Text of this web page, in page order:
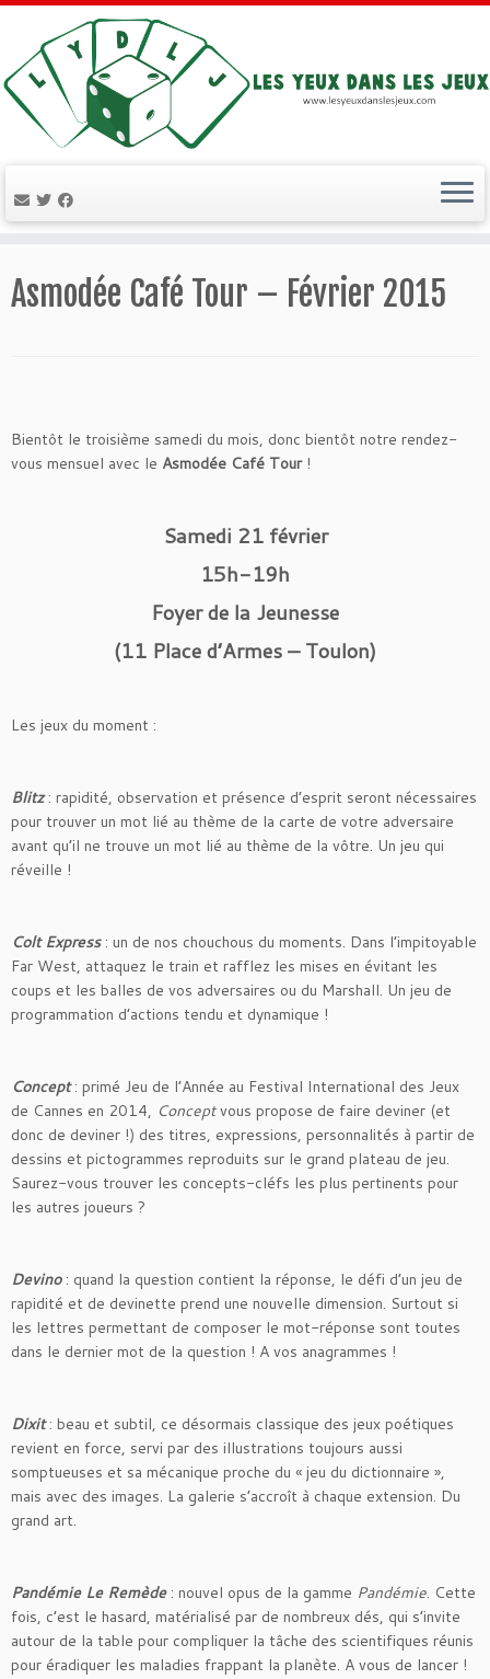
contenu
Asmodée Café Tour – Février 2015
Bientôt le troisième samedi du mois, donc bientôt notre rendez-
vous mensuel avec le Asmodée Café Tour!
Samedi 21 février
15h-19h
Foyer de la Jeunesse
(11 Place d’Armes – Toulon)
Les jeux du moment :
Blitz: rapidité, observation et présence d’esprit seront nécessaires
pour trouver un mot lié au thème de la carte de votre adversaire
avant qu’il ne trouve un mot lié au thème de la vôtre. Un jeu qui
réveille !
Colt Express: un de nos chouchous du moments. Dans l’impitoyable
Far West, attaquez le train et rafflez les mises en évitant les
coups et les balles de vos adversaires ou du Marshall. Un jeu de
programmation d’actions tendu et dynamique !
Concept: primé Jeu de l’Année au Festival International des Jeux
de Cannes en 2014, Conceptvous propose de faire deviner (et
donc de deviner !) des titres, expressions, personnalités à partir de
dessins et pictogrammes reproduits sur le grand plateau de jeu.
Saurez-vous trouver les concepts-cléfs les plus pertinents pour
les autres joueurs ?
Devino: quand la question contient la réponse, le défi d’un jeu de
rapidité et de devinette prend une nouvelle dimension. Surtout si
les lettres permettant de composer le mot-réponse sont toutes
dans le dernier mot de la question ! A vos anagrammes !
Dixit: beau et subtil, ce désormais classique des jeux poétiques
revient en force, servi par des illustrations toujours aussi
somptueuses et sa mécanique proche du « jeu du dictionnaire »,
mais avec des images. La galerie s’accroît à chaque extension. Du
grand art.
Pandémie Le Remède: nouvel opus de la gamme Pandémie. Cette
fois, c’est le hasard, matérialisé par de nombreux dés, qui s’invite
autour de la table pour compliquer la tâche des scientifiques réunis
pour éradiquer les maladies frappant la planète. A vous de lancer !